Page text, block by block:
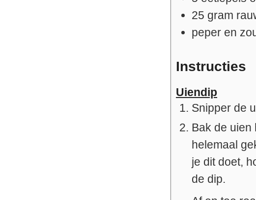
25 gram
peper en
Instructies
Uiendip
Snipper de
Bak de uien
helemaal
je dit doet,
de dip.